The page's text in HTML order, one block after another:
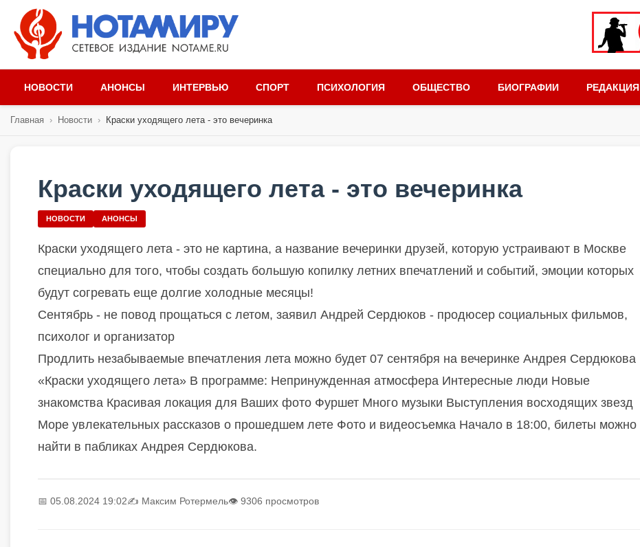
НОВОСТИ АНОНСЫ ИНТЕРВЬЮ СПОРТ ПСИХОЛОГИЯ ОБЩЕСТВО БИОГРАФИИ РЕДАКЦИЯ
Главная › Новости › Краски уходящего лета - это вечеринка
Краски уходящего лета - это вечеринка
НОВОСТИ АНОНСЫ
Краски уходящего лета - это не картина, а название вечеринки друзей, которую устраивают в Москве
специально для того, чтобы создать большую копилку летних впечатлений и событий, эмоции которых
будут согревать еще долгие холодные месяцы!
Сентябрь - не повод прощаться с летом, заявил Андрей Сердюков - продюсер социальных фильмов,
психолог и организатор
Продлить незабываемые впечатления лета можно будет 07 сентября на вечеринке Андрея Сердюкова
«Краски уходящего лета» В программе: Непринужденная атмосфера Интересные люди Новые
знакомства Красивая локация для Ваших фото Фуршет Много музыки Выступления восходящих звезд
Море увлекательных рассказов о прошедшем лете Фото и видеосъемка Начало в 18:00, билеты можно
найти в пабликах Андрея Сердюкова.
📅 05.08.2024 19:02✍️ Максим Ротермель👁 9306 просмотров